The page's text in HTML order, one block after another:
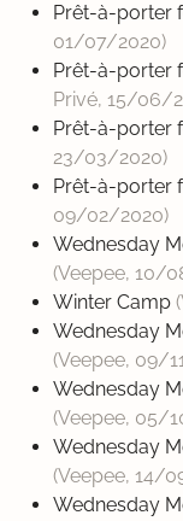
Prêt-à-porter
01/07/2020)
Prêt-à-porter
Privé, 15/06/
Prêt-à-porter
23/03/2020)
Prêt-à-porter
09/02/2020)
Wednesday
(Veepee, 10/
Winter Camp
Wednesday
(Veepee, 09/
Wednesday
(Veepee, 05/
Wednesday
(Veepee, 14/
Wednesday